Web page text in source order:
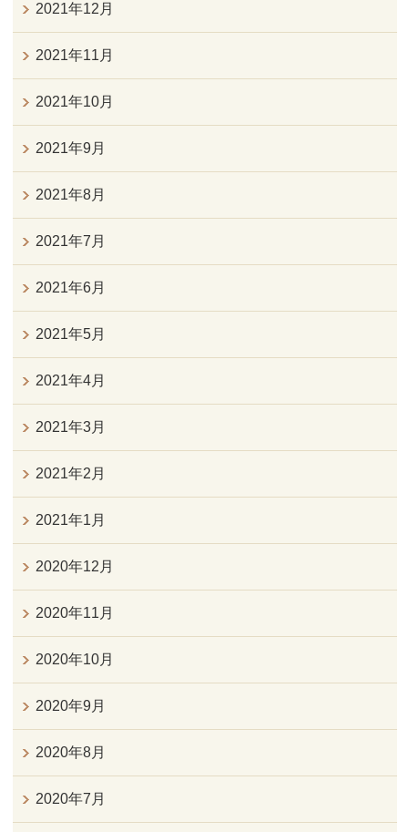
2021年12月
2021年11月
2021年10月
2021年9月
2021年8月
2021年7月
2021年6月
2021年5月
2021年4月
2021年3月
2021年2月
2021年1月
2020年12月
2020年11月
2020年10月
2020年9月
2020年8月
2020年7月